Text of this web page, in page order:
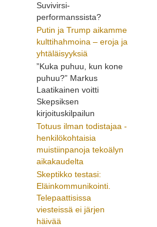
Suvivirsi-
performanssista?
Putin ja Trump aikamme
kulttihahmoina – eroja ja
yhtäläisyyksiä
”Kuka puhuu, kun kone
puhuu?” Markus
Laatikainen voitti
Skepsiksen
kirjoituskilpailun
Totuus ilman todistajaa -
henkilökohtaisia
muistiinpanoja tekoälyn
aikakaudelta
Skeptikko testasi:
Eläinkommunikointi.
Telepaattisissa
viesteissä ei järjen
häivää